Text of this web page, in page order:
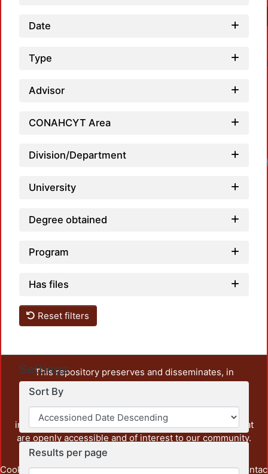
Date
Type
Advisor
CONAHCYT Area
Division/Department
University
Degree obtained
Program
Has files
Reset filters
Settings
Sort By
Results per page
This repository preserves and disseminates, in
unrestricted open access, the teaching and research
output of UAM Azcapotzalco. It also includes some
administrative and graphic documents from the
institution, as well as content from other institutions that
are openly accessible and of interest to our community.
Cookie Privacy End User Send